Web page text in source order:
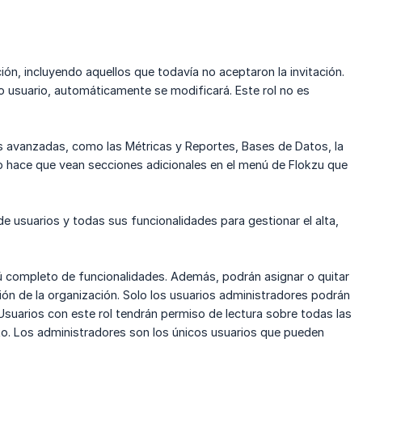
incluyendo aquellos que todavía no aceptaron la invitación.
usuario, automáticamente se modificará. Este rol no es
como las Métricas y Reportes, Bases de Datos, la
que vean secciones adicionales en el menú de Flokzu que
usuarios y todas sus funcionalidades para gestionar el alta,
de funcionalidades. Además, podrán asignar o quitar
de la organización. Solo los usuarios administradores podrán
con este rol tendrán permiso de lectura sobre todas las
Los administradores son los únicos usuarios que pueden